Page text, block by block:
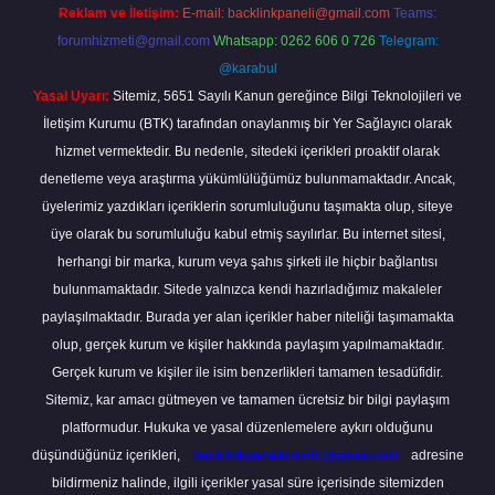
Reklam ve İletişim: E-mail: backlinkpaneli@gmail.com Teams:
forumhizmeti@gmail.com Whatsapp: 0262 606 0 726 Telegram:
@karabul
Yasal Uyarı: Sitemiz, 5651 Sayılı Kanun gereğince Bilgi Teknolojileri ve
İletişim Kurumu (BTK) tarafından onaylanmış bir Yer Sağlayıcı olarak
hizmet vermektedir. Bu nedenle, sitedeki içerikleri proaktif olarak
denetleme veya araştırma yükümlülüğümüz bulunmamaktadır. Ancak,
üyelerimiz yazdıkları içeriklerin sorumluluğunu taşımakta olup, siteye
üye olarak bu sorumluluğu kabul etmiş sayılırlar. Bu internet sitesi,
herhangi bir marka, kurum veya şahıs şirketi ile hiçbir bağlantısı
bulunmamaktadır. Sitede yalnızca kendi hazırladığımız makaleler
paylaşılmaktadır. Burada yer alan içerikler haber niteliği taşımamakta
olup, gerçek kurum ve kişiler hakkında paylaşım yapılmamaktadır.
Gerçek kurum ve kişiler ile isim benzerlikleri tamamen tesadüfidir.
Sitemiz, kar amacı gütmeyen ve tamamen ücretsiz bir bilgi paylaşım
platformudur. Hukuka ve yasal düzenlemelere aykırı olduğunu
düşündüğünüz içerikleri,
backlinkpanelicomtr@gmail.com
adresine
bildirmeniz halinde, ilgili içerikler yasal süre içerisinde sitemizden